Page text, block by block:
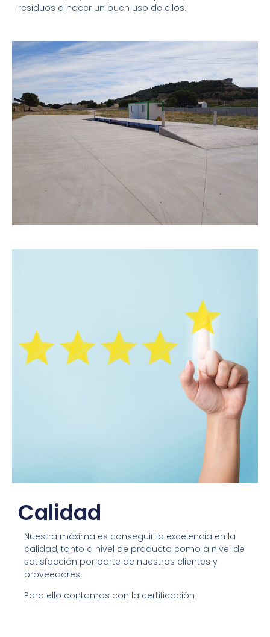
residuos a hacer un buen uso de ellos.
Calidad
Nuestra máxima es conseguir la excelencia en la
calidad, tanto a nivel de producto como a nivel de
satisfacción por parte de nuestros clientes y
proveedores.
Para ello contamos con la certificación